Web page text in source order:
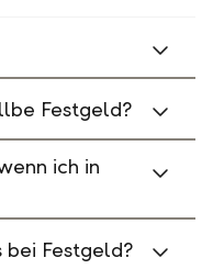
Festgeld?
ich in
Festgeld?